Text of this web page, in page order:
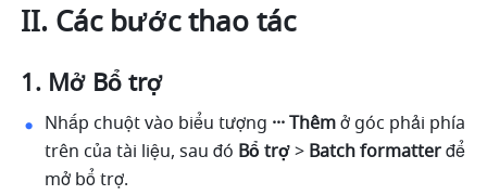
II. Các bước thao tác
Mở Bổ trợ
Nhấp chuột vào biểu tượng ··· Thêm ở góc phải phía
trên của tài liệu, sau đó Bổ trợ > Batch formatter để
mở bổ trợ.